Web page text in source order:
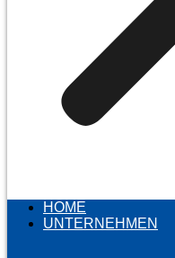
HOME
UNTERNEHMEN